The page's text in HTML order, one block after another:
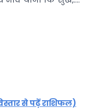
से पढ़ें राशिफल)